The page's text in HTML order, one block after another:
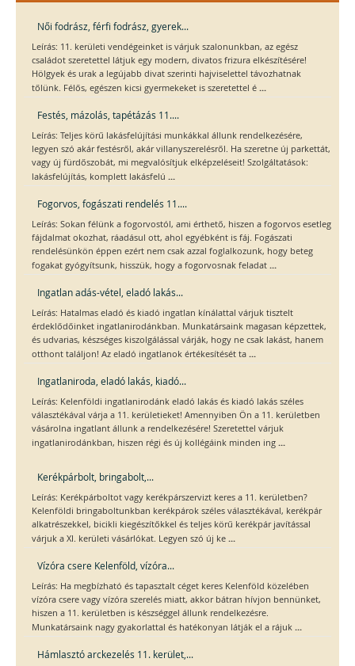
Női fodrász, férfi fodrász, gyerek...
Leírás: 11. kerületi vendégeinket is várjuk szalonunkban, az egész
családot szeretettel látjuk egy modern, divatos frizura elkészítésére!
Hölgyek és urak a legújabb divat szerinti hajviselettel távozhatnak
tőlünk. Félős, egészen kicsi gyermekeket is szeretettel é ...
Festés, mázolás, tapétázás 11....
Leírás: Teljes körű lakásfelújítási munkákkal állunk rendelkezésére,
legyen szó akár festésről, akár villanyszerelésről. Ha szeretne új parkettát,
vagy új fürdőszobát, mi megvalósítjuk elképzeléseit! Szolgáltatások:
lakásfelújítás, komplett lakásfelú ...
Fogorvos, fogászati rendelés 11....
Leírás: Sokan félünk a fogorvostól, ami érthető, hiszen a fogorvos esetleg
fájdalmat okozhat, ráadásul ott, ahol egyébként is fáj. Fogászati
rendelésünkön éppen ezért nem csak azzal foglalkozunk, hogy beteg
fogakat gyógyítsunk, hisszük, hogy a fogorvosnak feladat ...
Ingatlan adás-vétel, eladó lakás...
Leírás: Hatalmas eladó és kiadó ingatlan kínálattal várjuk tisztelt
érdeklődőinket ingatlanirodánkban. Munkatársaink magasan képzettek,
és udvarias, készséges kiszolgálással várják, hogy ne csak lakást, hanem
otthont találjon! Az eladó ingatlanok értékesítését ta ...
Ingatlaniroda, eladó lakás, kiadó...
Leírás: Kelenföldi ingatlanirodánk eladó lakás és kiadó lakás széles
választékával várja a 11. kerületieket! Amennyiben Ön a 11. kerületben
vásárolna ingatlant állunk a rendelkezésére! Szeretettel várjuk
ingatlanirodánkban, hiszen régi és új kollégáink minden ing ...
Kerékpárbolt, bringabolt,...
Leírás: Kerékpárboltot vagy kerékpárszervizt keres a 11. kerületben?
Kelenföldi bringaboltunkban kerékpárok széles választékával, kerékpár
alkatrészekkel, bicikli kiegészítőkkel és teljes körű kerékpár javítással
várjuk a XI. kerületi vásárlókat. Legyen szó új ke ...
Vízóra csere Kelenföld, vízóra...
Leírás: Ha megbízható és tapasztalt céget keres Kelenföld közelében
vízóra csere vagy vízóra szerelés miatt, akkor bátran hívjon bennünket,
hiszen a 11. kerületben is készséggel állunk rendelkezésre.
Munkatársaink nagy gyakorlattal és hatékonyan látják el a rájuk ...
Hámlasztó arckezelés 11. kerület,...